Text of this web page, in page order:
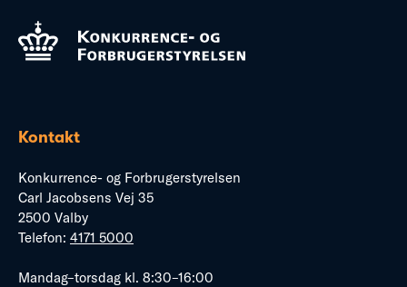
Kontakt
Konkurrence- og Forbrugerstyrelsen
Carl Jacobsens Vej 35
2500 Valby
Telefon: 4171 5000
Mandag–torsdag kl. 8:30–16:00